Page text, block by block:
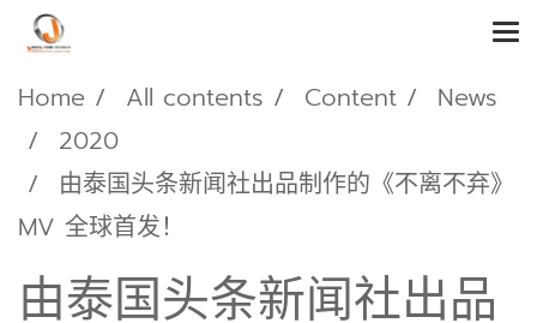
Home All contents Content
News
2020
由泰国头条新闻社出品制作的《不离不弃》
MV 全球首发！
由泰国头条新闻社出品